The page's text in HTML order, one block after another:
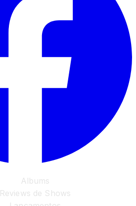
Albums
Reviews de Shows